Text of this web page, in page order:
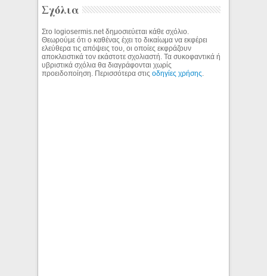
Σχόλια
Στο logiosermis.net δημοσιεύεται κάθε σχόλιο.
Θεωρούμε ότι ο καθένας έχει το δικαίωμα να εκφέρει
ελεύθερα τις απόψεις του, οι οποίες εκφράζουν
αποκλειστικά τον εκάστοτε σχολιαστή. Τα συκοφαντικά ή
υβριστικά σχόλια θα διαγράφονται χωρίς
προειδοποίηση. Περισσότερα στιςοδηγίες χρήσης.